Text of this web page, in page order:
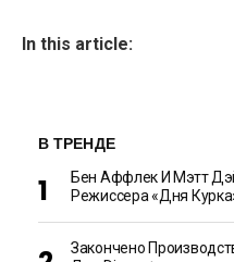
In this article:
В ТРЕНДЕ
Бен Аффлек И Мэтт
Режиссера «Дня
Закончено